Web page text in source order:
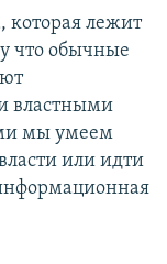
которая лежит
что обычные
властными
мы умеем
или идти